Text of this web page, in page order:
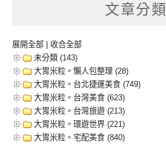
文章分類
展開全部 | 收合全部
未分類 (143)
大胃米粒。懶人包整理 (28)
大胃米粒。台北捷運美食 (749)
大胃米粒。台灣美食 (623)
大胃米粒。台灣旅遊 (213)
大胃米粒。環遊世界 (221)
大胃米粒。宅配美食 (840)